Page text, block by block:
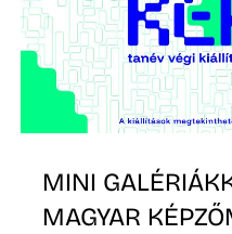
MINI
MAGYAR